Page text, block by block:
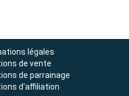
légales
de vente
de parrainage
d'affiliation